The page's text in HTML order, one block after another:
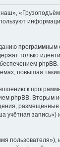
программным
только
повышая
к
phpBB.
запись»)